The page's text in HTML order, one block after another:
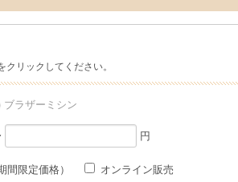
リックしてください。
ブラザーミシン
円
間限定価格） オンライン販売